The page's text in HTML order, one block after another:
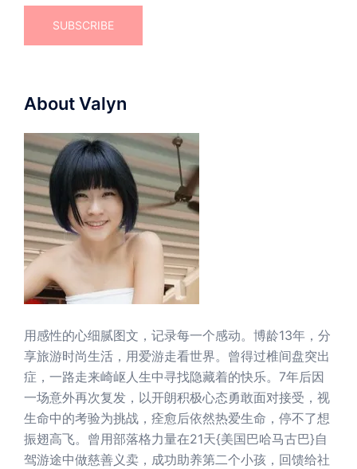
About Valyn
用感性的心细腻图文，记录每一个感动。博龄13年，分
享旅游时尚生活，用爱游走看世界。曾得过椎间盘突出
症，一路走来崎岖人生中寻找隐藏着的快乐。7年后因
一场意外再次复发，以开朗积极心态勇敢面对接受，视
生命中的考验为挑战，痊愈后依然热爱生命，停不了想
振翅高飞。曾用部落格力量在21天{美国巴哈马古巴}自
驾游途中做慈善义卖，成功助养第二个小孩，回馈给社